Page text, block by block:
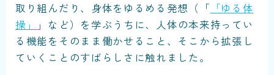
取り組んだり、身体をゆるめる発想（「 「ゆる体
操」
」など）を学ぶうちに、人体の本来持ってい
る機能をそのまま働かせること、そこから拡張し
ていくことのすばらしさに触れました。